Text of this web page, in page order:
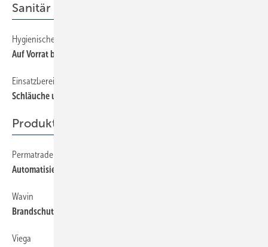
Sanitär
Hygienischer Oberflächenschutz im Trinkwasserrohrnetz
Auf Vorrat bauen birgt vielerlei Risiken
Einsatzbereiche in Trinkwasser-Installationen
Schläuche und Schlauchleitungen
Produkte
Permatrade
Automatisierter Rückspülfilter
Wavin
Brandschutz­manschette für universellen Einsatz
Viega